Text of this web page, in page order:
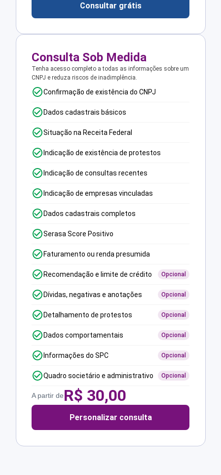
Consultar grátis
Consulta Sob Medida
Tenha acesso completo a todas as informações sobre um
CNPJ e reduza riscos de inadimplência.
Confirmação de existência do CNPJ
Dados cadastrais básicos
Situação na Receita Federal
Indicação de existência de protestos
Indicação de consultas recentes
Indicação de empresas vinculadas
Dados cadastrais completos
Serasa Score Positivo
Faturamento ou renda presumida
Recomendação e limite de crédito Opcional
Dívidas, negativas e anotações Opcional
Detalhamento de protestos Opcional
Dados comportamentais Opcional
Informações do SPC Opcional
Quadro societário e administrativo Opcional
A partir deR$ 30,00
Personalizar consulta